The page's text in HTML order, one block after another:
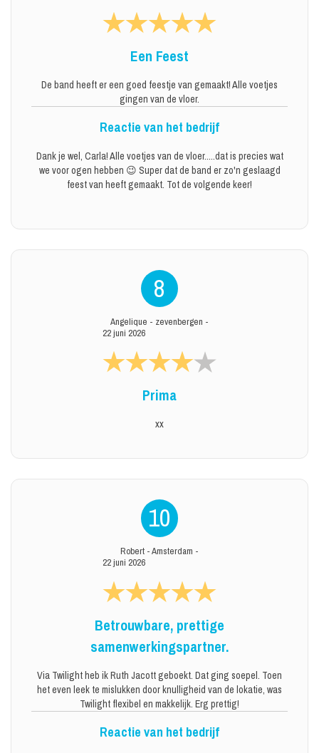
Een Feest
De band heeft er een goed feestje van gemaakt! Alle voetjes
gingen van de vloer.
Reactie van het bedrijf
Dank je wel, Carla! Alle voetjes van de vloer.....dat is precies wat
we voor ogen hebben 😉 Super dat de band er zo'n geslaagd
feest van heeft gemaakt. Tot de volgende keer!
8
Angelique - zevenbergen -
22 juni 2026
Prima
xx
10
Robert -Amsterdam -
22 juni 2026
Betrouwbare, prettige
samenwerkingspartner.
Via Twilight heb ik Ruth Jacott geboekt. Dat ging soepel. Toen
het even leek te mislukken door knulligheid van de lokatie, was
Twilight flexibel en makkelijk. Erg prettig!
Reactie van het bedrijf